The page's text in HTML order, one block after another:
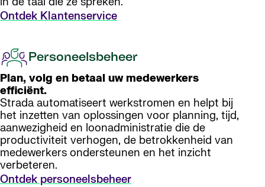
Ontdek Klantenservice
Personeelsbeheer
Plan, volg en betaal uw medewerkers
efficiënt.
Strada automatiseert werkstromen en helpt bij
het inzetten van oplossingen voor planning, tijd,
aanwezigheid en loonadministratie die de
productiviteit verhogen, de betrokkenheid van
medewerkers ondersteunen en het inzicht
verbeteren.
Ontdek personeelsbeheer